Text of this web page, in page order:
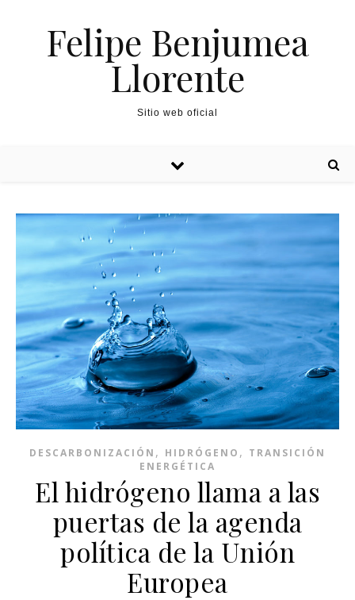
Felipe Benjumea
Llorente
Sitio web oficial
DESCARBONIZACIÓN , HIDRÓGENO , TRANSICIÓN
ENERGÉTICA
El hidrógeno llama a las
puertas de la agenda
política de la Unión
Europea